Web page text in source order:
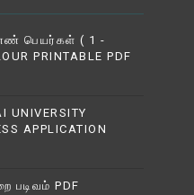
பெயர்கள் ( 1 -
PRINTABLE PDF
UNIVERSITY
APPLICATION
படிவம் PDF